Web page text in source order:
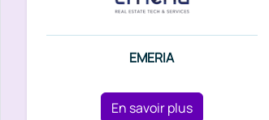
EMERIA
En savoir plus